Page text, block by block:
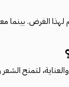
الغرض. بينما
لتمنح